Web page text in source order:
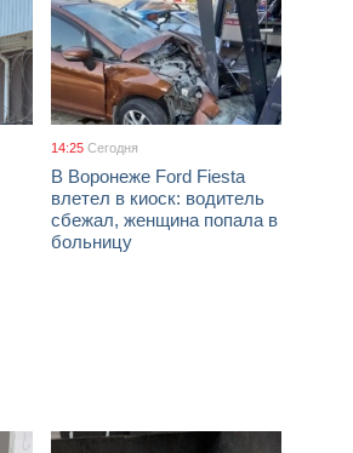
14:25 Сегодня
В Воронеже Ford Fiesta
влетел в киоск: водитель
сбежал, женщина попала в
больницу